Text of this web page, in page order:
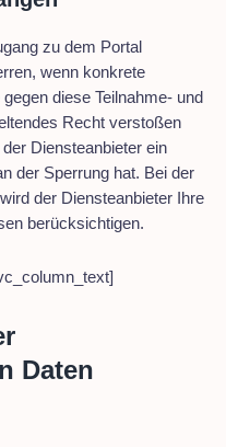
zu dem Portal
wenn konkrete
diese Teilnahme- und
Recht verstoßen
Diensteanbieter ein
der Sperrung hat. Bei der
der Diensteanbieter Ihre
berücksichtigen.
Daten